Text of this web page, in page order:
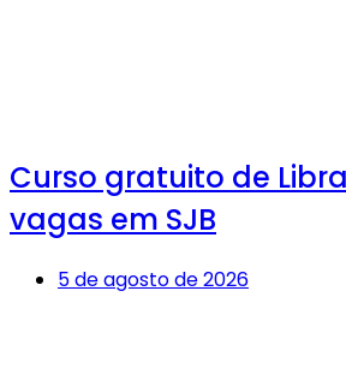
Curso gratuito de
vagas em SJB
5 de agosto de 2026